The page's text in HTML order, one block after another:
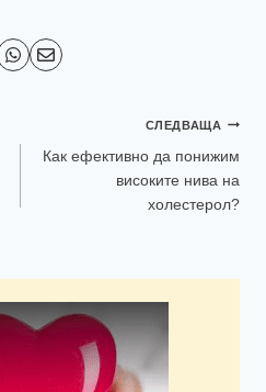
СЛЕДВАЩА
Как ефективно да понижим
високите нива на
холестерол?